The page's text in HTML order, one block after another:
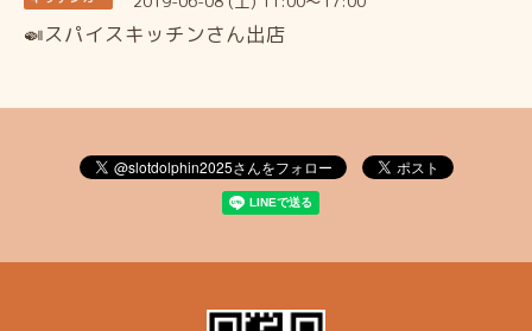
🍛スパイスキッチンさん出店